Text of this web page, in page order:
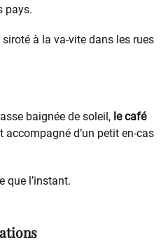
pays.
à la va-vite dans les rues
baignée de soleil, le café
accompagné d’un petit en-cas
que l’instant.